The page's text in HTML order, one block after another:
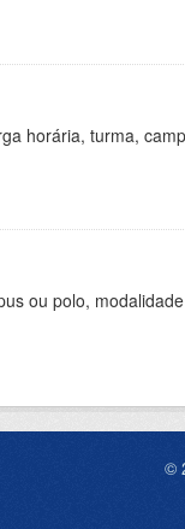
horária, turma,
ou polo,
©